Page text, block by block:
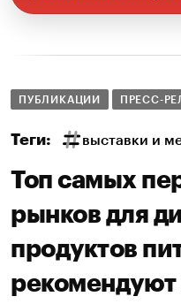
ПУБЛИКАЦИИ ПРЕСС-
Теги: выставки и
Топ самых
рынков для
продуктов
рекомендуют